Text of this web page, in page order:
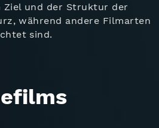
Ziel und der Struktur der
während andere Filmarten
sind.